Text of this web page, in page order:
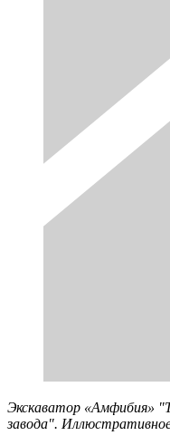
Экскаватор «Амфибия»
завода".